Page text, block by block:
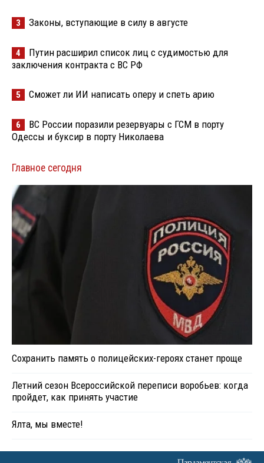
3 Законы, вступающие в силу в августе
4
Путин расширил список лиц с судимостью для
заключения контракта с ВС РФ
5 Сможет ли ИИ написать оперу и спеть арию
6
ВС России поразили резервуары с ГСМ в порту
Одессы и буксир в порту Николаева
Главное сегодня
Сохранить память о полицейских-героях станет проще
Летний сезон Всероссийской переписи воробьев: когда
пройдет, как принять участие
Ялта, мы вместе!